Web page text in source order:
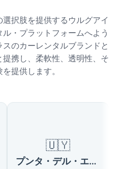
択肢を提供するウルグアイ
・プラットフォームへよう
のカーレンタルブランドと
携し、柔軟性、透明性、そ
提供します。
都市
🇺🇾
プンタ・デル・エステ